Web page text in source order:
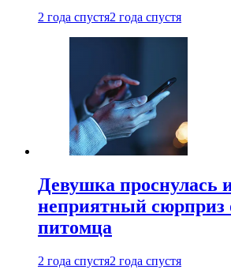
2 года спустя2 года спустя
Девушка проснулась
неприятный сюрприз
питомца
2 года спустя2 года спустя